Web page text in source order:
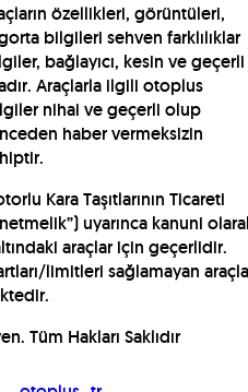
özellikleri, görüntüleri,
bilgileri sehven farklılıklar
bağlayıcı, kesin ve geçerli
Araçlarla ilgili otoplus
nihai ve geçerli olup
haber vermeksizin
Kara Taşıtlarının Ticareti
uyarınca kanuni
araçlar için geçerlidir.
limitleri sağlamayan
Tüm Hakları Saklıdır